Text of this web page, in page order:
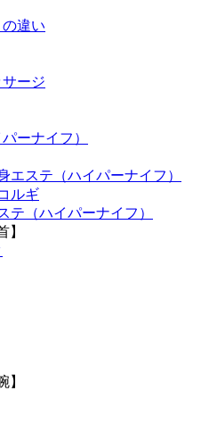
違い
サージ
ーナイフ）
エステ（ハイパーナイフ）
ルギ
テ（ハイパーナイフ）
】
】